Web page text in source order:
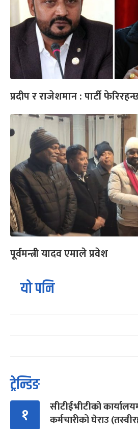
प्रदीप र राजेशमान : पार्टी
पूर्वमन्त्री यादव एमाले प्रवेश
यो पनि
ट्रेन्डिङ
१
सीटीईभीटीको
कर्मचारीको घेराउ